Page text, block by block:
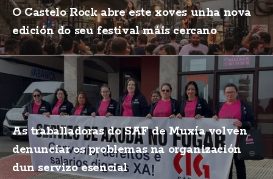
O Castelo Rock abre este xoves unha nova
edición do seu festival máis cercano
As traballadoras do SAF de Muxía volven
denunciar os problemas na organización
dun servizo esencial